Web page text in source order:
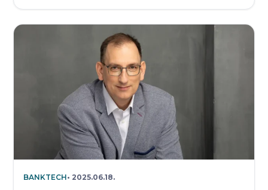
BANKTECH 2025.06.18.